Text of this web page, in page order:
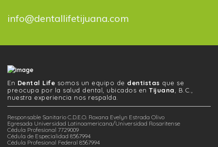
info@dentallifetijuana.com
En Dental Life somos un equipo de dentistas que se
preocupa por la salud dental, ubicados en Tijuana, B.C.,
nuestra experiencia nos respalda.
Responsable Sanitario C.D.E.O. Roxana Evelyn Estrada Olivo
Egresada Universidad Latinoamericana/Universidad Rosaritense
Cédula Profesional 7729009
Cédula de Especialidad 8567994
Cédula Profesional Federal 8567994